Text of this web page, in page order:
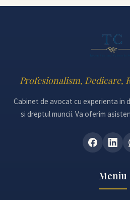
Profesionalism, Dedicare,
Cabinet de avocat cu experienta in
si dreptul muncii. Va oferim
Meniu